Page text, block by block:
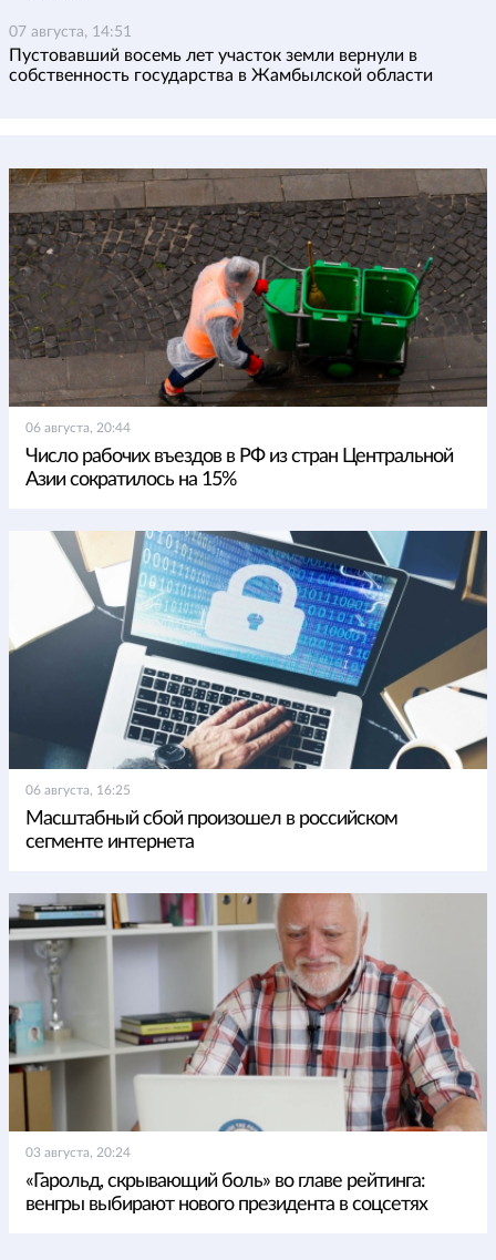
07 августа, 14:51
Пустовавший восемь лет участок земли вернули в
собственность государства в Жамбылской области
06 августа, 20:44
Число рабочих въездов в РФ из стран Центральной
Азии сократилось на 15%
06 августа, 16:25
Масштабный сбой произошел в российском
сегменте интернета
03 августа, 20:24
«Гарольд, скрывающий боль» во главе рейтинга:
венгры выбирают нового президента в соцсетях